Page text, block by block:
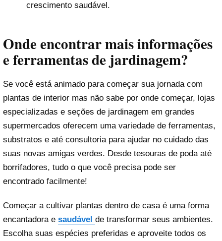
crescimento saudável.
Onde encontrar mais informações
e ferramentas de jardinagem?
Se você está animado para começar sua jornada com
plantas de interior mas não sabe por onde começar, lojas
especializadas e seções de jardinagem em grandes
supermercados oferecem uma variedade de ferramentas,
substratos e até consultoria para ajudar no cuidado das
suas novas amigas verdes. Desde tesouras de poda até
borrifadores, tudo o que você precisa pode ser
encontrado facilmente!
Começar a cultivar plantas dentro de casa é uma forma
encantadora e saudável de transformar seus ambientes.
Escolha suas espécies preferidas e aproveite todos os